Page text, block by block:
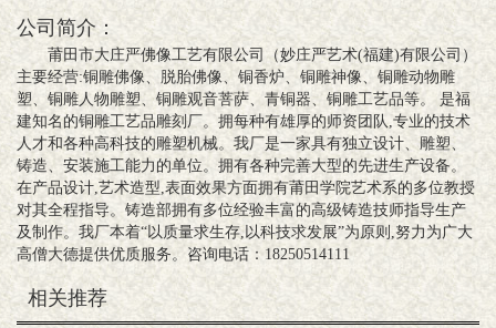
公司简介：
莆田市大庄严佛像工艺有限公司（妙庄严艺术(福建)有限公司）
主要经营:铜雕佛像、脱胎佛像、铜香炉、铜雕神像、铜雕动物雕
塑、铜雕人物雕塑、铜雕观音菩萨、青铜器、铜雕工艺品等。 是福
建知名的铜雕工艺品雕刻厂。拥每种有雄厚的师资团队,专业的技术
人才和各种高科技的雕塑机械。我厂是一家具有独立设计、雕塑、
铸造、安装施工能力的单位。拥有各种完善大型的先进生产设备。
在产品设计,艺术造型,表面效果方面拥有莆田学院艺术系的多位教授
对其全程指导。铸造部拥有多位经验丰富的高级铸造技师指导生产
及制作。我厂本着“以质量求生存,以科技求发展”为原则,努力为广大
高僧大德提供优质服务。咨询电话：18250514111
相关推荐